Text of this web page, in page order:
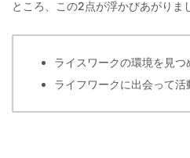
ところ、この2点が浮かびあがりま
ライスワークの環境を見つ
ライフワークに出会って活